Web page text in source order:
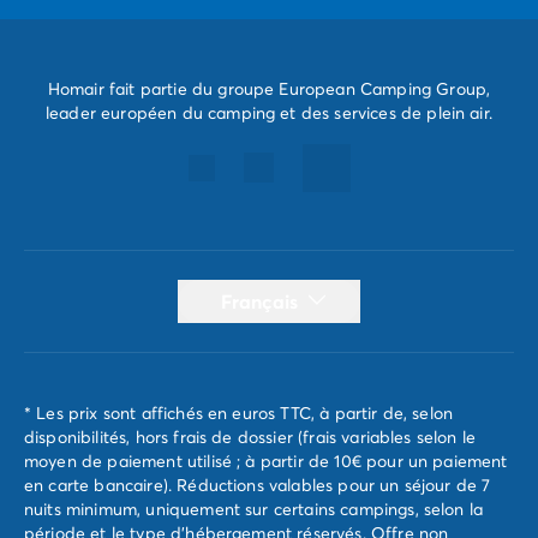
Homair fait partie du groupe European Camping Group,
leader européen du camping et des services de plein air.
* Les prix sont affichés en euros TTC, à partir de, selon
disponibilités, hors frais de dossier (frais variables selon le
moyen de paiement utilisé ; à partir de 10€ pour un paiement
en carte bancaire). Réductions valables pour un séjour de 7
nuits minimum, uniquement sur certains campings, selon la
période et le type d'hébergement réservés. Offre non